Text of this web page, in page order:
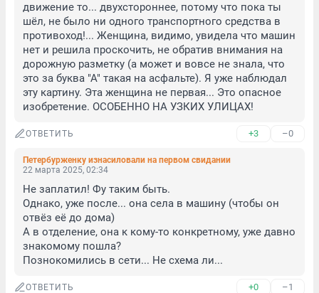
движение то... двухстороннее, потому что пока ты
шёл, не было ни одного транспортного средства в
противоход!... Женщина, видимо, увидела что машин
нет и решила проскочить, не обратив внимания на
дорожную разметку (а может и вовсе не знала, что
это за буква "А" такая на асфальте). Я уже наблюдал
эту картину. Эта женщина не первая... Это опасное
изобретение. ОСОБЕННО НА УЗКИХ УЛИЦАХ!
ОТВЕТИТЬ +3 –0
Петербурженку изнасиловали на первом свидании
22 марта 2025, 02:34
Не заплатил! Фу таким быть.
Однако, уже после... она села в машину (чтобы он
отвёз её до дома)
А в отделение, она к кому-то конкретному, уже давно
знакомому пошла?
Познокомились в сети... Не схема ли...
ОТВЕТИТЬ +0 –1